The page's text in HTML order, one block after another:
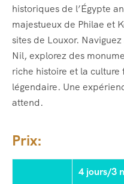
historiques de l’Égypte
majestueux de Philae et
sites de Louxor.
Nil, explorez des
riche histoire et la
légendaire. Une
attend.
Prix:
4 jours/3